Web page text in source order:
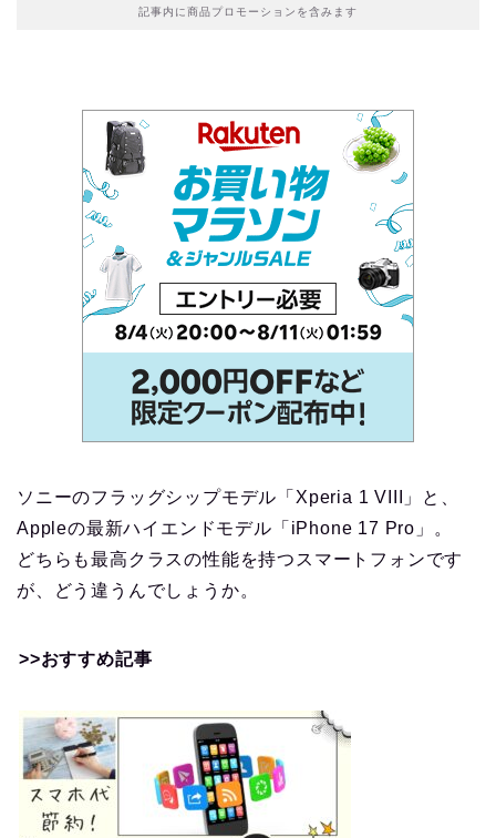
記事内に商品プロモーションを含みます
ソニーのフラッグシップモデル「Xperia 1 VIII」と、
Appleの最新ハイエンドモデル「iPhone 17 Pro」。
どちらも最高クラスの性能を持つスマートフォンです
が、どう違うんでしょうか。
>>おすすめ記事